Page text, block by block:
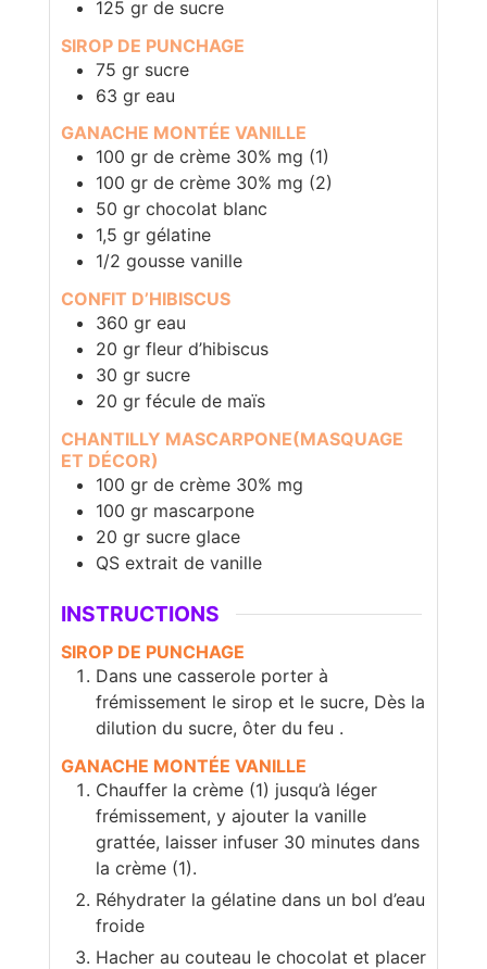
125 gr de sucre
SIROP DE PUNCHAGE
75 gr sucre
63 gr eau
GANACHE MONTÉE VANILLE
100 gr de crème 30% mg (1)
100 gr de crème 30% mg (2)
50 gr chocolat blanc
1,5 gr gélatine
1/2 gousse vanille
CONFIT D’HIBISCUS
360 gr eau
20 gr fleur d’hibiscus
30 gr sucre
20 gr fécule de maïs
CHANTILLY MASCARPONE(MASQUAGE
ET DÉCOR)
100 gr de crème 30% mg
100 gr mascarpone
20 gr sucre glace
QS extrait de vanille
INSTRUCTIONS
SIROP DE PUNCHAGE
Dans une casserole porter à
frémissement le sirop et le sucre, Dès la
dilution du sucre, ôter du feu .
GANACHE MONTÉE VANILLE
Chauffer la crème (1) jusqu’à léger
frémissement, y ajouter la vanille
grattée, laisser infuser 30 minutes dans
la crème (1).
Réhydrater la gélatine dans un bol d’eau
froide
Hacher au couteau le chocolat et placer